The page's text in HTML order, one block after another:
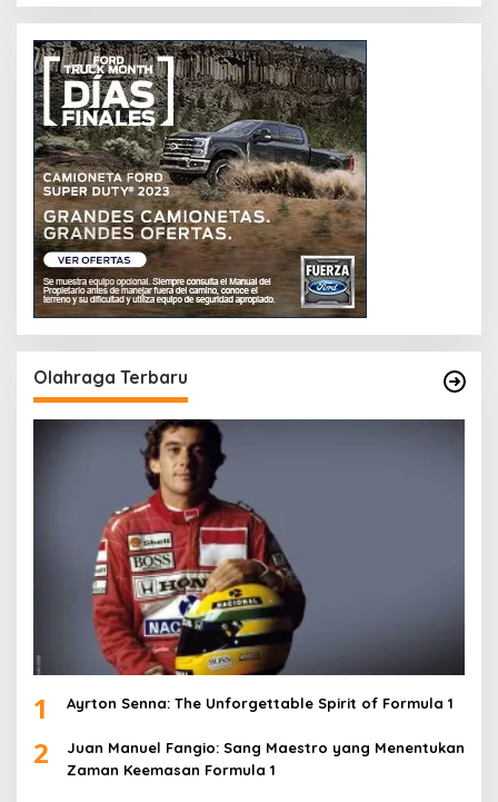
Olahraga Terbaru
1 Ayrton Senna: The Unforgettable Spirit of Formula 1
2
Juan Manuel Fangio: Sang Maestro yang Menentukan
Zaman Keemasan Formula 1